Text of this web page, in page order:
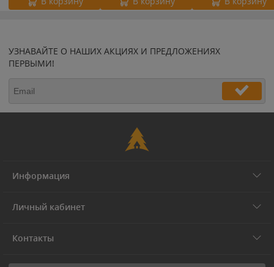
УЗНАВАЙТЕ О НАШИХ АКЦИЯХ И ПРЕДЛОЖЕНИЯХ
ПЕРВЫМИ!
Информация
Личный кабинет
Контакты